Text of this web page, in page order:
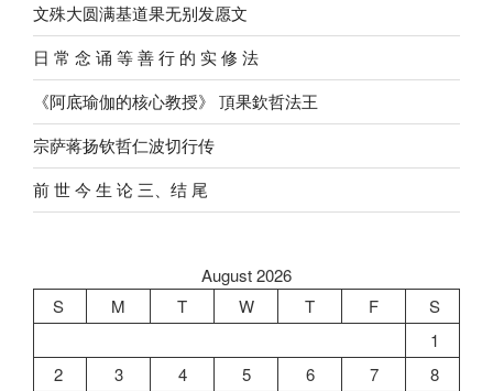
文殊大圆满基道果无别发愿文
⽇ 常 念 诵 等 善 ⾏ 的 实 修 法
《阿底瑜伽的核心教授》 頂果欽哲法王
宗萨蒋扬钦哲仁波切行传
前 世 今 生 论 三、结 尾
August 2026
S
M T W T F
S
1
2
3 4 5 6 7
8